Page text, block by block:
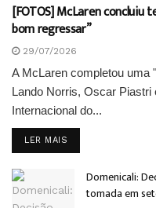
[FOTOS] McLaren concluiu
bom regressar”
29/07/2026
A McLaren completou uma
Lando Norris, Oscar Piastri
Internacional do...
LER MAIS
Domenicali:
tomada em